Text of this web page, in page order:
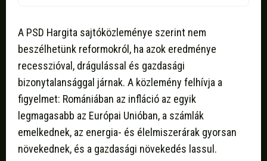
A PSD Hargita sajtóközleménye szerint nem
beszélhetünk reformokról, ha azok eredménye
recesszióval, drágulással és gazdasági
bizonytalansággal járnak. A közlemény felhívja a
figyelmet: Romániában az infláció az egyik
legmagasabb az Európai Unióban, a számlák
emelkednek, az energia- és élelmiszerárak gyorsan
növekednek, és a gazdasági növekedés lassul.